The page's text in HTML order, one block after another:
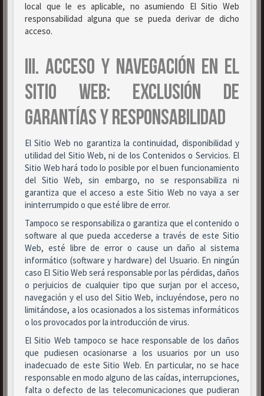
local que le es aplicable, no asumiendo El Sitio Web
responsabilidad alguna que se pueda derivar de dicho
acceso.
III. ACCESO Y NAVEGACIÓN EN EL
SITIO WEB: EXCLUSIÓN DE
GARANTÍAS Y RESPONSABILIDAD
El Sitio Web no garantiza la continuidad, disponibilidad y
utilidad del Sitio Web, ni de los Contenidos o Servicios. El
Sitio Web hará todo lo posible por el buen funcionamiento
del Sitio Web, sin embargo, no se responsabiliza ni
garantiza que el acceso a este Sitio Web no vaya a ser
ininterrumpido o que esté libre de error.
Tampoco se responsabiliza o garantiza que el contenido o
software al que pueda accederse a través de este Sitio
Web, esté libre de error o cause un daño al sistema
informático (software y hardware) del Usuario. En ningún
caso El Sitio Web será responsable por las pérdidas, daños
o perjuicios de cualquier tipo que surjan por el acceso,
navegación y el uso del Sitio Web, incluyéndose, pero no
limitándose, a los ocasionados a los sistemas informáticos
o los provocados por la introducción de virus.
El Sitio Web tampoco se hace responsable de los daños
que pudiesen ocasionarse a los usuarios por un uso
inadecuado de este Sitio Web. En particular, no se hace
responsable en modo alguno de las caídas, interrupciones,
falta o defecto de las telecomunicaciones que pudieran